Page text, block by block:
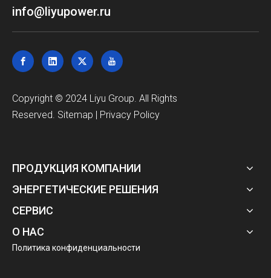
info@liyupower.ru
Copyright © 2024 Liyu Group. All Rights
Reserved. Sitemap Privacy Policy
ПРОДУКЦИЯ КОМПАНИИ
ЭНЕРГЕТИЧЕСКИЕ РЕШЕНИЯ
СЕРВИС
О НАС
Политика конфиденциальности